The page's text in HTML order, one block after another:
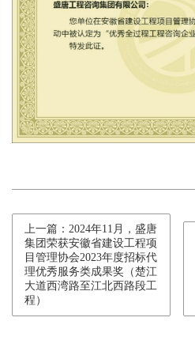
上一篇：2024年11月，盛唐
集团荣获安徽省建设工程项
目管理协会2023年度招标代
理优秀服务类成果奖（楚江
大道西湾路至江北西路段工
程）